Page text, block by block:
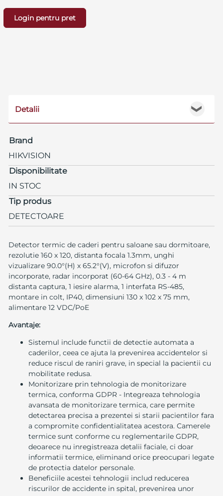
Login pentru pret
❯
Detalii
Brand
HIKVISION
Disponibilitate
IN STOC
Tip produs
DETECTOARE
Detector termic de caderi pentru saloane sau dormitoare,
rezolutie 160 x 120, distanta focala 1.3mm, unghi
vizualizare 90.0°(H) x 65.2°(V), microfon si difuzor
incorporate, radar incorporat (60-64 GHz), 0.3 - 4 m
distanta captura, 1 iesire alarma, 1 interfata RS-485,
montare in colt, IP40, dimensiuni 130 x 102 x 75 mm,
alimentare 12 VDC/PoE
Avantaje:
Sistemul include functii de detectie automata a
caderilor, ceea ce ajuta la prevenirea accidentelor si
reduce riscul de raniri grave, in special la pacientii cu
mobilitate redusa.
Monitorizare prin tehnologia de monitorizare
termica, conforma GDPR - Integreaza tehnologia
avansata de monitorizare termica, care permite
detectarea precisa a prezentei si starii pacientilor fara
a compromite confidentialitatea acestora. Camerele
termice sunt conforme cu reglementarile GDPR,
deoarece nu inregistreaza detalii faciale, ci doar
informatii termice, eliminand orice preocupari legate
de protectia datelor personale.
Beneficiile acestei tehnologii includ reducerea
riscurilor de accidente in spital, prevenirea unor